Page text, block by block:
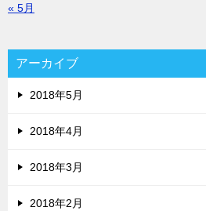
« 5月
アーカイブ
2018年5月
2018年4月
2018年3月
2018年2月